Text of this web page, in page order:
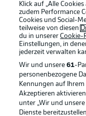
Rochelt macht
zurücklegen.
das ein
Gute Flanke
Auf der anderen
Hereingabe,
Erstmals
Klick auf „Alle
zudem Performance
Cookies und Social-
teilweise von diesen
du in unsererCookie-
Einstellungen, in
jederzeit verwalten
Wir und unsere61-
personenbezogene
Kennungen auf
Akzeptieren
unter „Wir und
Dienste